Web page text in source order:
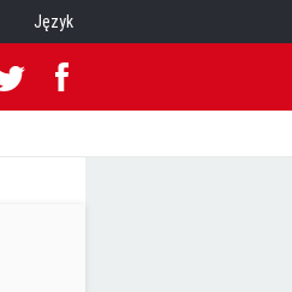
Język